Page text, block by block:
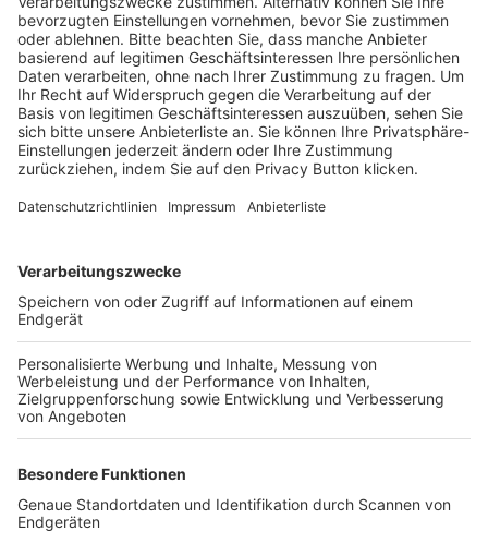
Schulungsangebot Vereinsmitarbeiter
BFV-Geschäftsstellen
Trainerbörse
Login SpielPlus
FOLGE DEM BFV
TOP-VEREINE
TOP-PARTNER